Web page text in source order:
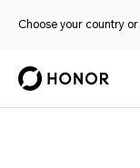
Choose your country